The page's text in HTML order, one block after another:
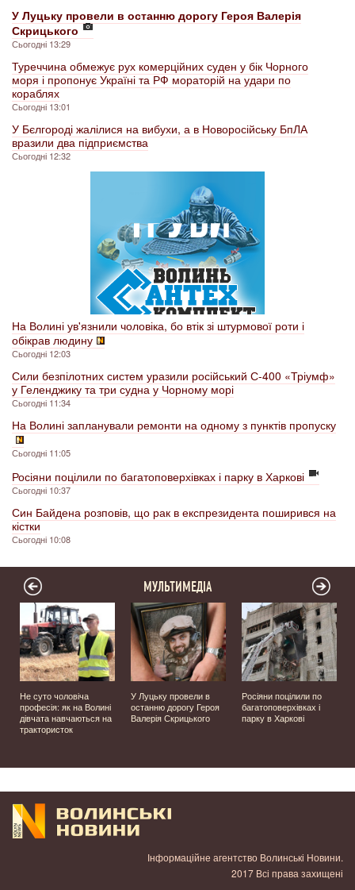
У Луцьку провели в останню дорогу Героя Валерія
Скрицького
Сьогодні 13:29
Туреччина обмежує рух комерційних суден у бік Чорного
моря і пропонує Україні та РФ мораторій на удари по
кораблях
Сьогодні 13:01
У Бєлгороді жалілися на вибухи, а в Новоросійську БпЛА
вразили два підприємства
Сьогодні 12:32
На Волині ув'язнили чоловіка, бо втік зі штурмової роти і
обікрав людину
Сьогодні 12:03
Сили безпілотних систем уразили російський С-400 «Тріумф»
у Геленджику та три судна у Чорному морі
Сьогодні 11:34
На Волині запланували ремонти на одному з пунктів пропуску
Сьогодні 11:05
Росіяни поцілили по багатоповерхівках і парку в Харкові
Сьогодні 10:37
Син Байдена розповів, що рак в експрезидента поширився на
кістки
Сьогодні 10:08
МУЛЬТИМЕДІА
Не суто чоловіча
професія: як на Волині
дівчата навчаються на
трактористок
У Луцьку провели в
останню дорогу Героя
Валерія Скрицького
Росіяни поцілили по
багатоповерхівках і
парку в Харкові
Інформаційне агентство Волинські Новини.
2017 Всі права захищені